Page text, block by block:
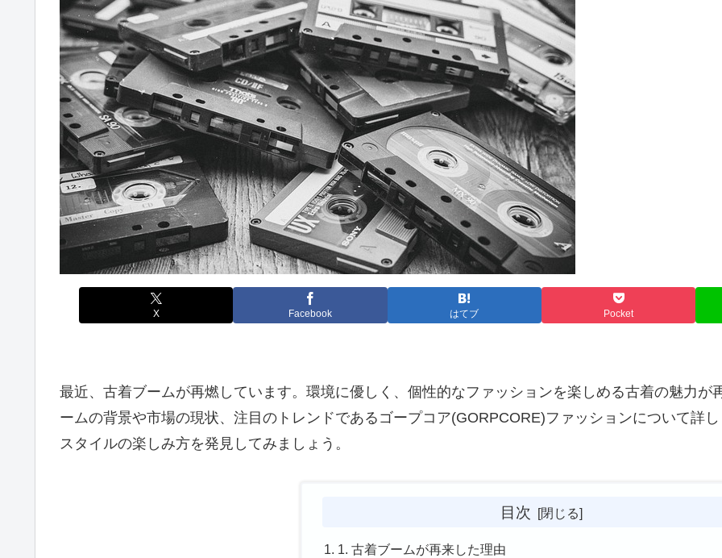
X Facebook はてブ Pocket
最近、古着ブームが再燃しています。環境に優しく、個性的なファッションを楽しめる古着の魅力
ームの背景や市場の現状、注目のトレンドであるゴープコア(GORPCORE)ファッションについて詳
スタイルの楽しみ方を発見してみましょう。
目次
1. 古着ブームが再来した理由